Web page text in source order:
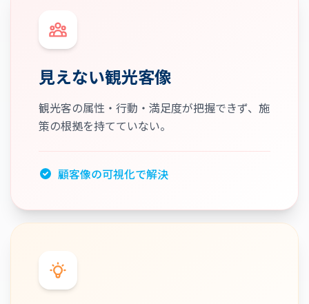
見えない観光客像
観光客の属性・行動・満足度が把握できず、施
策の根拠を持てていない。
顧客像の可視化で解決